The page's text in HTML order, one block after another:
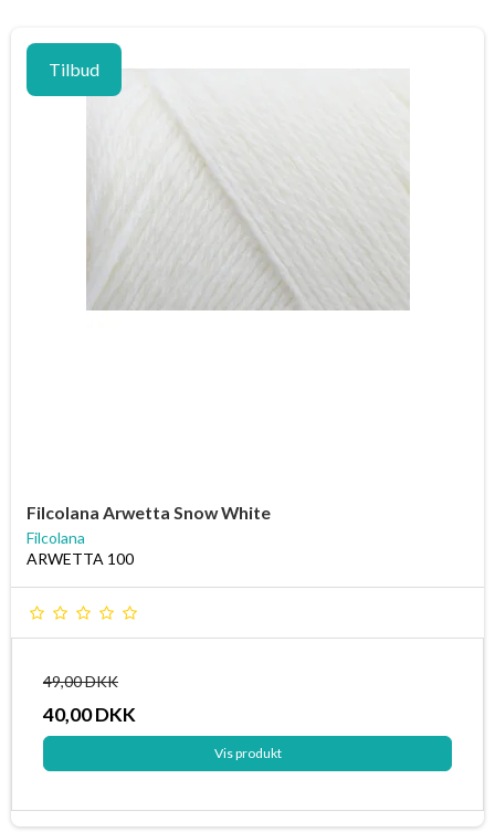
Tilbud
Filcolana Arwetta Snow White
Filcolana
ARWETTA 100
49,00 DKK
40,00 DKK
Vis produkt